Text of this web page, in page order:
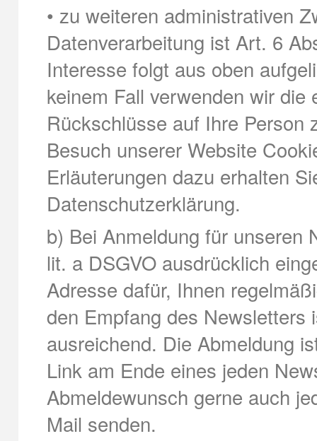
• zu weiteren administrativen
Datenverarbeitung ist Art. 6
Interesse folgt aus oben
keinem Fall verwenden wir
Rückschlüsse auf Ihre Person
Besuch unserer Website
Erläuterungen dazu erhalten
Datenschutzerklärung.
b) Bei Anmeldung für unseren
lit. a DSGVO ausdrücklich
Adresse dafür, Ihnen
den Empfang des Newsletters
ausreichend. Die Abmeldung
Link am Ende eines jeden
Abmeldewunsch gerne auch
Mail senden.